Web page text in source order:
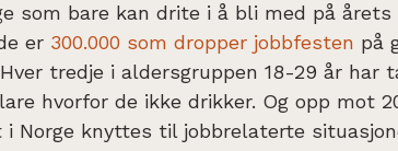
som bare kan drite i å bli med på årets
er 300.000 som dropper jobbfesten på
tredje i aldersgruppen 18-29 år har
hvorfor de ikke drikker. Og opp mot
Norge knyttes til jobbrelaterte